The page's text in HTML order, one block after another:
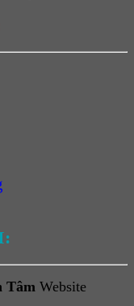
Tâm Website